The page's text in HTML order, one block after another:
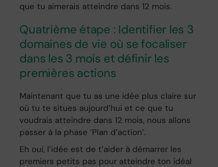
que tu aimerais atteindre dans 12 mois.
Quatrième étape : Identifier les 3
domaines de vie où se focaliser
dans les 3 mois et définir les
premières actions
Maintenant que tu as une idée plus claire sur
où tu te situes aujourd’hui et ce que tu
voudrais atteindre dans 12 mois, nous allons
passer à la phase ‘Plan d’action’.
Eh oui, l’idée est de t’aider à démarrer les
premiers petits pas pour atteindre ton idéal